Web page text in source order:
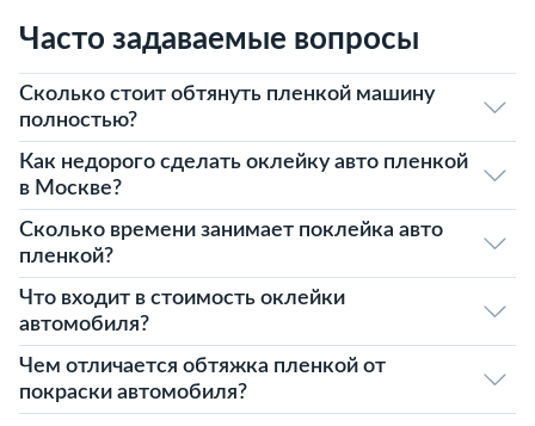
Часто задаваемые вопросы
Сколько стоит обтянуть пленкой машину
полностью?
Как недорого сделать оклейку авто пленкой
в Москве?
Сколько времени занимает поклейка авто
пленкой?
Что входит в стоимость оклейки
автомобиля?
Чем отличается обтяжка пленкой от
покраски автомобиля?